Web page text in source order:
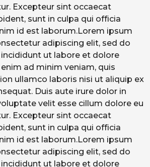
Excepteur sint occaecat
sunt in culpa qui officia
id est laborum.Lorem ipsum
adipiscing elit, sed do
ut labore et dolore
ad minim veniam, quis
ullamco laboris nisi ut aliquip ex
Duis aute irure dolor in
velit esse cillum dolore eu
Excepteur sint occaecat
sunt in culpa qui officia
id est laborum.Lorem ipsum
adipiscing elit, sed do
ut labore et dolore